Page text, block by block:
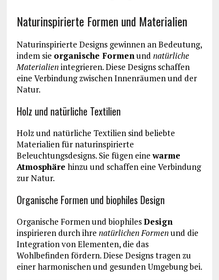
Naturinspirierte Formen und Materialien
Naturinspirierte Designs gewinnen an Bedeutung,
indem sie organische Formenund natürliche
Materialienintegrieren. Diese Designs schaffen
eine Verbindung zwischen Innenräumen und der
Natur.
Holz und natürliche Textilien
Holz und natürliche Textilien sind beliebte
Materialien für naturinspirierte
Beleuchtungsdesigns. Sie fügen einewarme
Atmosphäre hinzu und schaffen eine Verbindung
zur Natur.
Organische Formen und biophiles Design
Organische Formen und biophilesDesign
inspirieren durch ihre natürlichen Formenund die
Integration von Elementen, die das
Wohlbefinden fördern. Diese Designs tragen zu
einer harmonischen und gesunden Umgebung bei.